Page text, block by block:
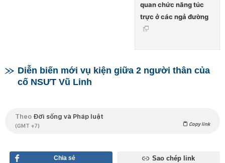
quan chức năng túc
trực ở các ngả đường
Diễn biến mới vụ kiện giữa 2 người thân của
cố NSƯT Vũ Linh
Theo Đời sống và Pháp luật
(GMT +7) Copy link
Chia sẻ Sao chép link